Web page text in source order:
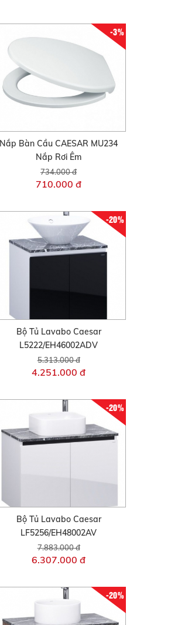
-3%
Nắp Bàn Cầu CAESAR MU234
Nắp Rơi Êm
734.000 đ
710.000 đ
-20%
Bộ Tủ Lavabo Caesar
L5222/EH46002ADV
5.313.000 đ
4.251.000 đ
-20%
Bộ Tủ Lavabo Caesar
LF5256/EH48002AV
7.883.000 đ
6.307.000 đ
-20%